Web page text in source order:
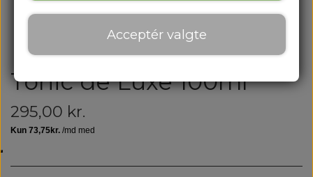
Tonic de Luxe 100ml
295,00 kr.
Acceptér valgte